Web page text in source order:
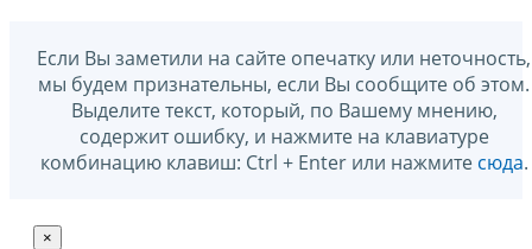
Если Вы заметили на сайте опечатку или неточность,
мы будем признательны, если Вы сообщите об этом.
Выделите текст, который, по Вашему мнению,
содержит ошибку, и нажмите на клавиатуре
комбинацию клавиш: Ctrl + Enter или нажмите сюда.
×